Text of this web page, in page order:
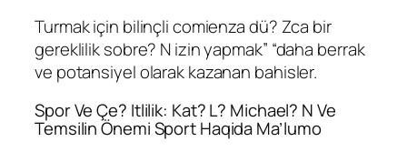
Turmak için bilinçli comienza dü? Zca bir
gereklilik sobre? N izin yapmak” “daha berrak
ve potansiyel olarak kazanan bahisler.
Spor Ve Çe? Itlilik: Kat? L? Michael? N Ve
Temsilin Önemi Sport Haqida Ma’lumo